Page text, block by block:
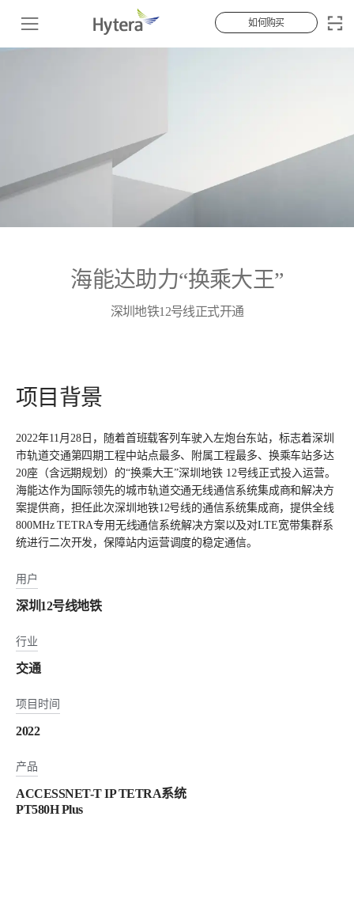
如何购买
海能达助力“换乘大王”
深圳地铁12号线正式开通
项目背景
2022年11月28日，随着首班载客列车驶入左炮台东站，标志着深圳
市轨道交通第四期工程中站点最多、附属工程最多、换乘车站多达
20座（含远期规划）的“换乘大王”深圳地铁 12号线正式投入运营。
海能达作为国际领先的城市轨道交通无线通信系统集成商和解决方
案提供商，担任此次深圳地铁12号线的通信系统集成商，提供全线
800MHz TETRA专用无线通信系统解决方案以及对LTE宽带集群系
统进行二次开发，保障站内运营调度的稳定通信。
用户
深圳12号线地铁
行业
交通
项目时间
2022
产品
ACCESSNET-T IP TETRA系统
PT580H Plus